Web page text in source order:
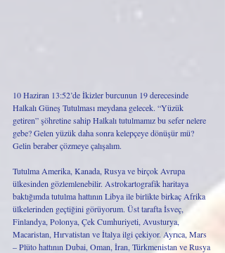
10 Haziran 13:52’de İkizler burcunun 19 derecesinde
Halkalı Güneş Tutulması meydana gelecek. “Yüzük
getiren” şöhretine sahip Halkalı tutulmamız bu sefer nelere
gebe? Gelen yüzük daha sonra kelepçeye dönüşür mü?
Gelin beraber çözmeye çalışalım.
Tutulma Amerika, Kanada, Rusya ve birçok Avrupa
ülkesinden gözlemlenebilir. Astrokartografik haritaya
baktığımda tutulma hattının Libya ile birlikte birkaç Afrika
ülkelerinden geçtiğini görüyorum. Üst tarafta İsveç,
Finlandya, Polonya, Çek Cumhuriyeti, Avusturya,
Macaristan, Hırvatistan ve İtalya ilgi çekiyor. Ayrıca, Mars
– Plüto hattının Dubai, Oman, İran, Türkmenistan ve Rusya